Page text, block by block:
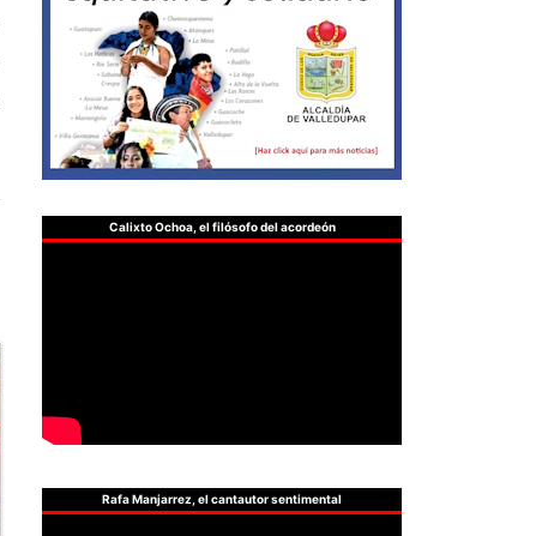
Calixto Ochoa, el filósofo del acordeón
Rafa Manjarrez, el cantautor sentimental